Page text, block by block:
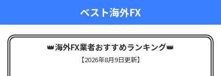
ベスト海外FX
👑海外FX業者おすすめランキング👑
【2026年8月9日更新】